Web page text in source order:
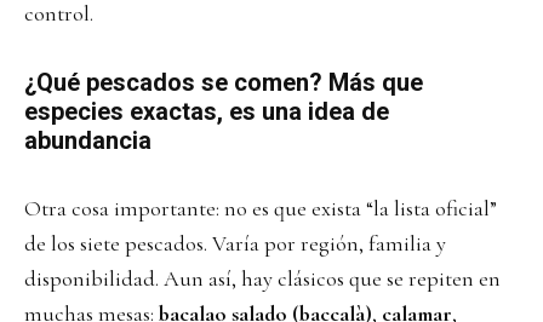
control.
¿Qué pescados se comen? Más que
especies exactas, es una idea de
abundancia
Otra cosa importante: no es que exista “la lista oficial”
de los siete pescados. Varía por región, familia y
disponibilidad. Aun así, hay clásicos que se repiten en
muchas mesas: bacalao salado (baccalà), calamar,